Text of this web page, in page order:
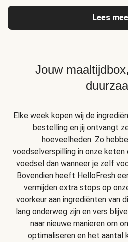
Lees
Jouw
Elke week kopen wij de
bestelling en jij ontvangt
hoeveelheden. Zo
voedselverspilling in onze keten
voedsel dan wanneer je zelf
Bovendien heeft HelloFresh
vermijden extra stops op
voorkeur aan ingrediënten van
lang onderweg zijn en vers
naar nieuwe manieren om
optimaliseren en het aantal